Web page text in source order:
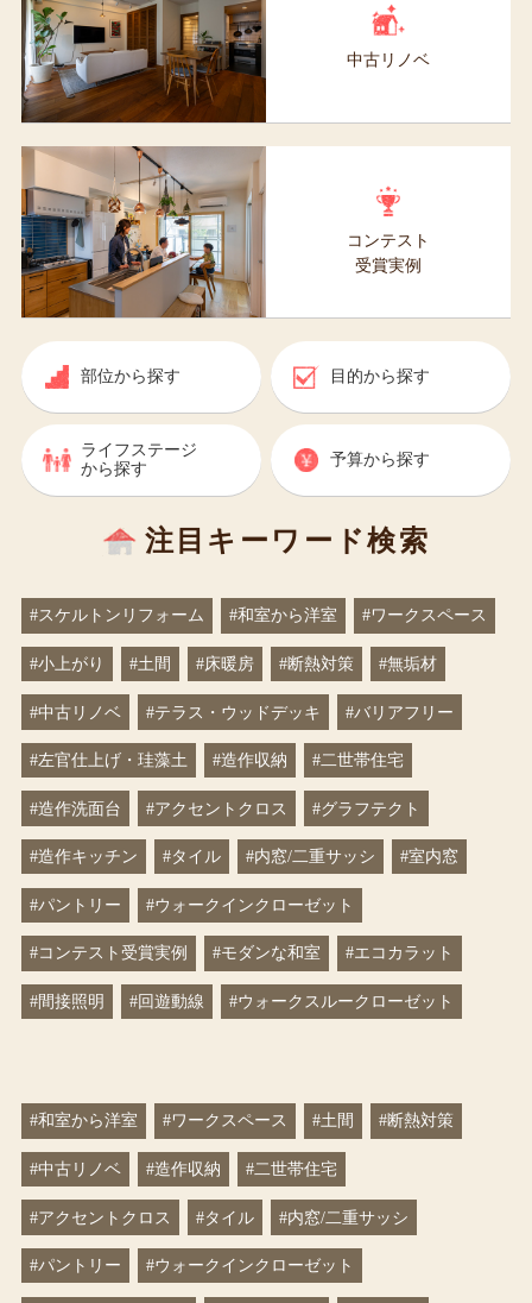
中古リノベ
コンテスト
受賞実例
部位から探す 目的から探す
ライフステージ
から探す
予算から探す
注目キーワード検索
#スケルトンリフォーム #和室から洋室 #ワークスペース
#小上がり #土間 #床暖房 #断熱対策 #無垢材
#中古リノベ #テラス・ウッドデッキ #バリアフリー
#左官仕上げ・珪藻土 #造作収納 #二世帯住宅
#造作洗面台 #アクセントクロス #グラフテクト
#造作キッチン #タイル #内窓/二重サッシ #室内窓
#パントリー #ウォークインクローゼット
#コンテスト受賞実例 #モダンな和室 #エコカラット
#間接照明 #回遊動線 #ウォークスルークローゼット
#和室から洋室 #ワークスペース #土間 #断熱対策
#中古リノベ #造作収納 #二世帯住宅
#アクセントクロス #タイル #内窓/二重サッシ
#パントリー #ウォークインクローゼット